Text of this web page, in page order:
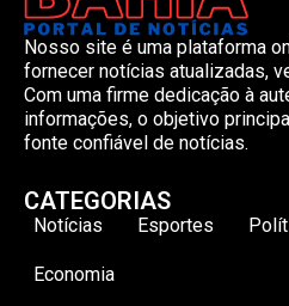
Nosso site é uma plataforma
fornecer notícias atualizadas,
Com uma firme dedicação à
informações, o objetivo
fonte confiável de notícias.
CATEGORIAS
Notícias Esportes
Economia